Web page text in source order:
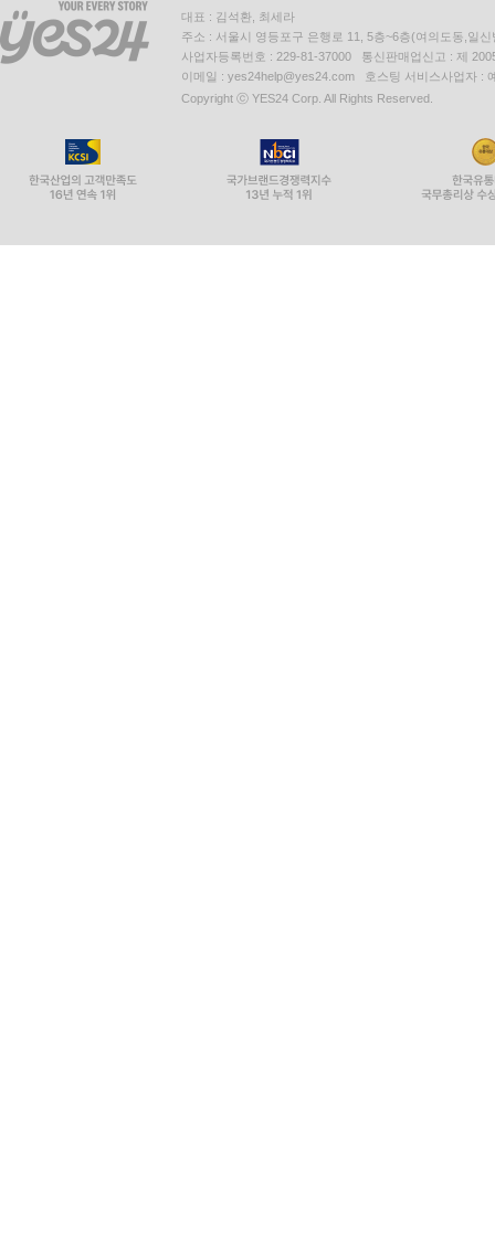
대표 : 김석환, 최세라
주소 : 서울시 영등포구 은행로 11, 5층~6층(여의도동,일신
사업자등록번호 : 229-81-37000 통신판매업신고 : 제
이메일 : yes24help@yes24.com 호스팅 서비스사업자 :
Copyright ⓒ YES24 Corp. All Rights Reserved.